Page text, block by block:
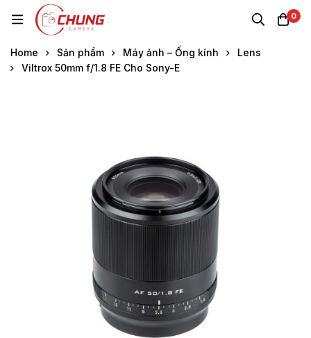
0
Home Sản phẩm Máy ảnh – Ống kính
Lens
Viltrox 50mm f/1.8 FE Cho Sony-E